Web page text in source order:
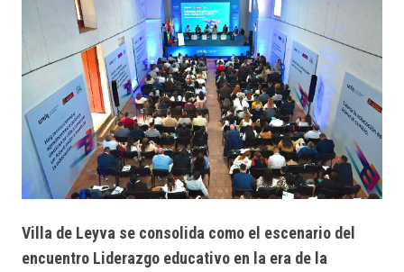
Villa de Leyva se consolida como el escenario del
encuentro Liderazgo educativo en la era de la